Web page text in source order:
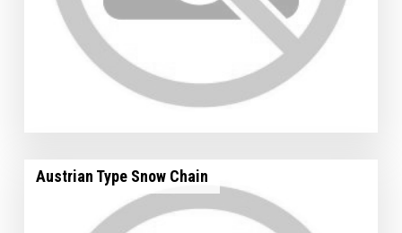
Austrian Type Snow Chain